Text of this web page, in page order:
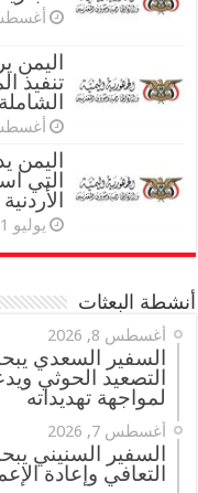
أغسطس 5,
اليمن
تنفيذ
أغسطس 1,
اليمن
التي
يوليو 31, 2026
أنشطة البعثات
أغسطس 8, 2026
السفير السعدي
التصعيد الحوثي
لمواجهة تهديداته
أغسطس 7, 2026
السفير السنيني
التعافي وإعادة